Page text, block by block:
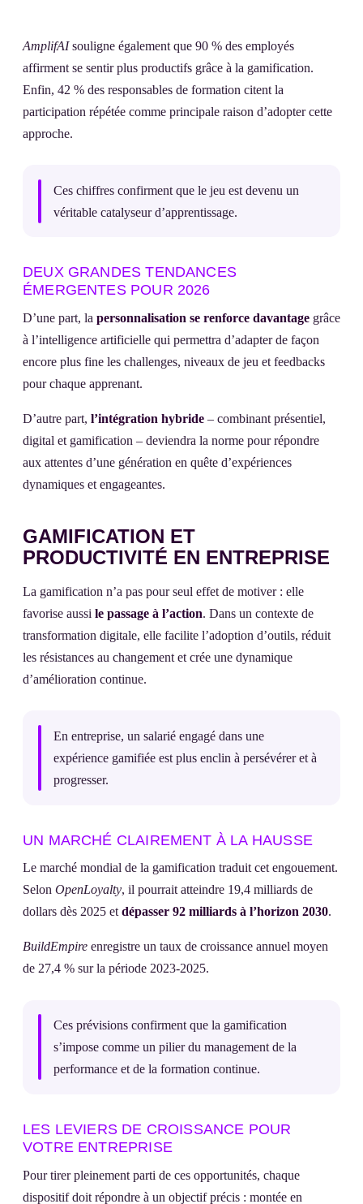
AmplifAIsouligne également que 90 % des employés
affirment se sentir plus productifs grâce à la gamification.
Enfin, 42 % des responsables de formation citent la
participation répétée comme principale raison d’adopter cette
approche.
Ces chiffres confirment que le jeu est devenu un
véritable catalyseur d’apprentissage.
DEUX GRANDES TENDANCES
ÉMERGENTES POUR 2026
D’une part, la personnalisation se renforce davantage grâce
à l’intelligence artificielle qui permettra d’adapter de façon
encore plus fine les challenges, niveaux de jeu et feedbacks
pour chaque apprenant.
D’autre part, l’intégration hybride – combinant présentiel,
digital et gamification – deviendra la norme pour répondre
aux attentes d’une génération en quête d’expériences
dynamiques et engageantes.
GAMIFICATION ET
PRODUCTIVITÉ EN ENTREPRISE
La gamification n’a pas pour seul effet de motiver : elle
favorise aussi le passage à l’action. Dans un contexte de
transformation digitale, elle facilite l’adoption d’outils, réduit
les résistances au changement et crée une dynamique
d’amélioration continue.
En entreprise, un salarié engagé dans une
expérience gamifiée est plus enclin à persévérer et à
progresser.
UN MARCHÉ CLAIREMENT À LA HAUSSE
Le marché mondial de la gamification traduit cet engouement.
Selon OpenLoyalty, il pourrait atteindre 19,4 milliards de
dollars dès 2025 et dépasser 92 milliards à l’horizon 2030.
BuildEmpire enregistre un taux de croissance annuel moyen
de 27,4 % sur la période 2023-2025.
Ces prévisions confirment que la gamification
s’impose comme un pilier du management de la
performance et de la formation continue.
LES LEVIERS DE CROISSANCE POUR
VOTRE ENTREPRISE
Pour tirer pleinement parti de ces opportunités, chaque
dispositif doit répondre à un objectif précis : montée en